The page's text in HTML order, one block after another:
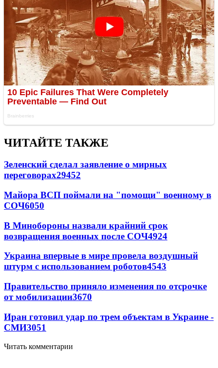
ЧИТАЙТЕ ТАКЖЕ
Зеленский сделал заявление о мирных
переговорах29452
Майора ВСП поймали на "помощи" военному в
СОЧ6050
В Минобороны назвали крайний срок
возвращения военных после СОЧ4924
Украина впервые в мире провела воздушный
штурм с использованием роботов4543
Правительство приняло изменения по отсрочке
от мобилизации3670
Иран готовил удар по трем объектам в Украине -
СМИ3051
Читать комментарии